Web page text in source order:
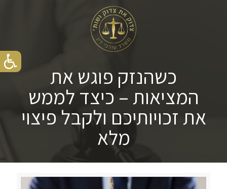
כשהנזק פוגש את
המציאות – כיצד לממש
את זכויותיכם ולקבל פיצוי
מלא